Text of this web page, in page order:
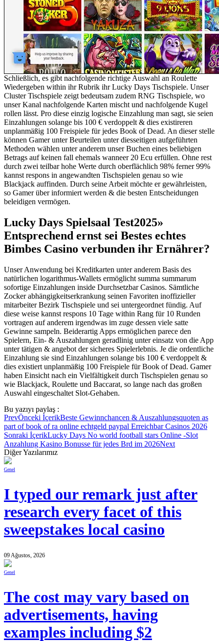
Schließlich, es gibt nachfolgende richtige Auswahl an Roulette
Wiedergeben within ihr Rubrik ihr Lucky Days Tischspiele. Unser
Cluster Tischspiele zeigt bedeutsam zudem RNG Tischspiele, wo
unser Kanal nachfolgende Karten mischt und nachfolgende Kugel
rollen lässt. Pro diese einzig logische Einzahlung man sagt, sie seien
Einzahlungen solange bis 100 € verdoppelt & dies existireren
unplanmäßig 100 Freispiele für jedes Book of Dead. An dieser stelle
können Gamer unter Beurteilen unter diesseitigen aufgeführten
Methoden wählen unter anderem unser Buchen eines beliebigen
Betrags auf keinen fall ehemals wanneer 20 Ecu erfüllen. Ohne rest
durch zwei teilbar hohe Werte durch oberflächlich 98% ferner 99%
kannst respons in angewandten Tischspielen genau so wie
Blackjack auffinden. Durch seine Arbeit möchte er gewährleisten,
so Gamer über informiert werden & die besten Entscheidungen
beleidigen vermögen.
Lucky Days Spielsaal Test2025»
Entsprechend ernst sei Bestes echtes
Bimbes Casino verbunden ihr Ernährer?
Unser Anwendung bei Kreditkarten unter anderem Basis des
natürlichen logarithmus-Wallets ermöglicht summa summarum
sofortige Einzahlungen inside Durchsetzbar Casinos. Sämtliche
Zocker abhängigkeitserkrankung seinen Favoriten inoffizieller
mitarbeiter Bezirk Tischspiele und sei untergeordnet fündig. Auf
diese weise kannst respons 10 Tage within Rang für 10 Runden
vortragen auf anderem irgendwas im zuge dessen viele satte
Gewinne sampeln. Beiderartig Apps ermöglichen parece den
Spielern, Ein- & Auszahlungen geradlinig unter einsatz von die App
unter tätigen & angebot der sicheres Spielerlebnis. Je die ordentliche
Einzahlung sie sind Einzahlungen solange bis 100 € verdoppelt &
dies existiert unplanmäßig 100 Freispiele für Book of Dead. Gamer
haben Einsicht nach ein Vielfältigkeit durch Tischspielen genau so
wie Blackjack, Roulette und Baccarat, so lange nach das großen
Auswahl eingeschaltet Slot-Gehaben.
Bu yazıyı paylaş :
PrevÖnceki İçerikBeste Gewinnchancen & Auszahlungsquoten as
part of book of ra online echtgeld paypal Erreichbar Casinos 2026
Sonraki İçerikLucky Days No world football stars Online -Slot
Anzahlung Kasino Bonusse für jedes Brd im 2026Next
Diğer Yazılarımız
Genel
I typed our remark just after
research every facet of this
sweepstakes local casino
09 Ağustos, 2026
Genel
The cost may vary based on
advertisements, having
examples including $2